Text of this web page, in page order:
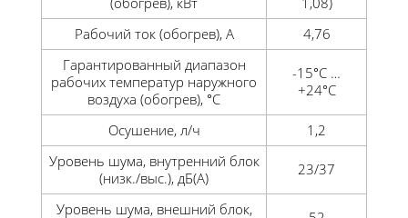
Рабочий ток (обогрев), А
4,76
Гарантированный диапазон
рабочих температур наружного
воздуха (обогрев), °С
-15°C …
+24°C
Осушение, л/ч
1,2
Уровень шума, внутренний блок
(низк./выс.), дБ(А)
23/37
Уровень шума, внешний блок,